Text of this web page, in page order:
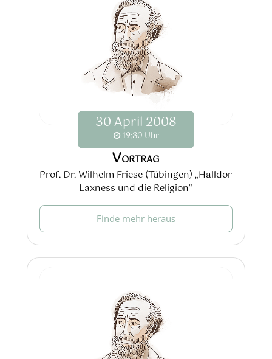
30April 2008
19:30 Uhr
Vortrag
Prof. Dr. Wilhelm Friese (Tübingen) „Halldor
Laxness und die Religion“
Finde mehr heraus